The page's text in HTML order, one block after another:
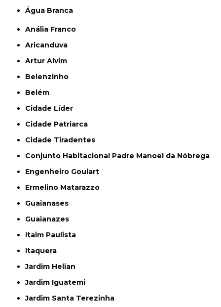
Água Branca
Anália Franco
Aricanduva
Artur Alvim
Belenzinho
Belém
Cidade Líder
Cidade Patriarca
Cidade Tiradentes
Conjunto Habitacional Padre Manoel da Nóbrega
Engenheiro Goulart
Ermelino Matarazzo
Guaianases
Guaianazes
Itaim Paulista
Itaquera
Jardim Helian
Jardim Iguatemi
Jardim Santa Terezinha